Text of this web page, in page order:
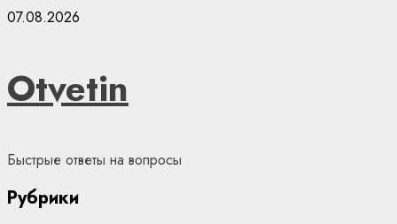
Skip
07.08.2026
Otvetin
Быстрые ответы на вопросы
Рубрики